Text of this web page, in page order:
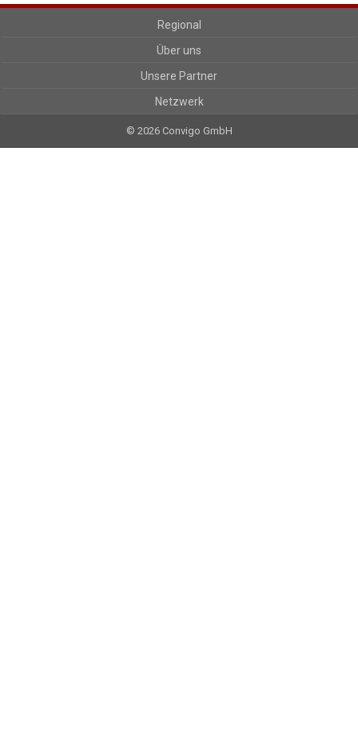
Regional
Über uns
Unsere Partner
Netzwerk
© 2026 Convigo GmbH